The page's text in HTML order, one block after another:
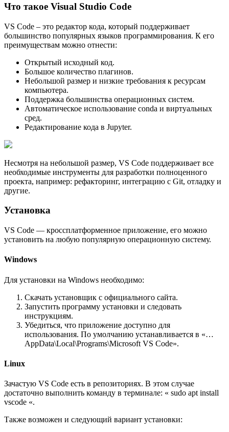
Что такое Visual Studio Code
VS Code – это редактор кода, который поддерживает
большинство популярных языков программирования. К его
преимуществам можно отнести:
Открытый исходный код.
Большое количество плагинов.
Небольшой размер и низкие требования к ресурсам
компьютера.
Поддержка большинства операционных систем.
Автоматическое использование conda и виртуальных
сред.
Редактирование кода в Jupyter.
Несмотря на небольшой размер, VS Code поддерживает все
необходимые инструменты для разработки полноценного
проекта, например: рефакторинг, интеграцию с Git, отладку и
другие.
Установка
VS Code — кроссплатформенное приложение, его можно
установить на любую популярную операционную систему.
Windows
Для установки на Windows необходимо:
Скачать установщик с официального сайта.
Запустить программу установки и следовать
инструкциям.
Убедиться, что приложение доступно для
использования. По умолчанию устанавливается в «…
AppData\Local\Programs\Microsoft VS Code».
Linux
Зачастую VS Code есть в репозиториях. В этом случае
достаточно выполнить команду в терминале: « sudo apt install
vscode «.
Также возможен и следующий вариант установки: